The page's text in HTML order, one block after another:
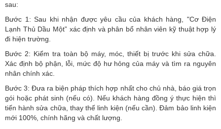
sau:
Bước 1: Sau khi nhận được yêu cầu của khách hàng, "Cơ Điện
Lạnh Thủ Dầu Một” xác định và phân bổ nhân viên kỹ thuật hợp lý
đi hiện trường.
Bước 2: Kiểm tra toàn bộ máy, móc, thiết bị trước khi sửa chữa.
Xác định bộ phận, lỗi, mức độ hư hỏng của máy và tìm ra nguyên
nhân chính xác.
Bước 3: Đưa ra biện pháp thích hợp nhất cho chủ nhà, báo giá trọn
gói hoặc phát sinh (nếu có). Nếu khách hàng đồng ý thực hiện thì
tiến hành sửa chữa, thay thế linh kiện (nếu cần). Đảm bảo linh kiện
mới 100%, chính hãng và chất lượng.